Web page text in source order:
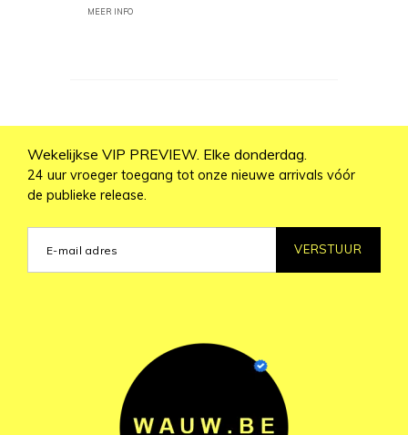
MEER INFO
Wekelijkse VIP PREVIEW. Elke donderdag.
24 uur vroeger toegang tot onze nieuwe arrivals vóór
de publieke release.
VERSTUUR